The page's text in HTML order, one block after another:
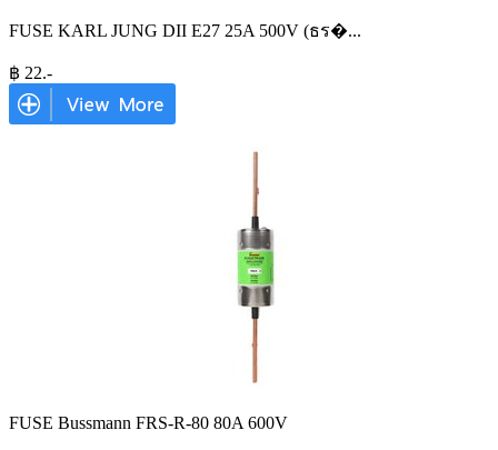
FUSE KARL JUNG DII E27 25A 500V (ธร�...
฿ 22.-
FUSE Bussmann FRS-R-80 80A 600V